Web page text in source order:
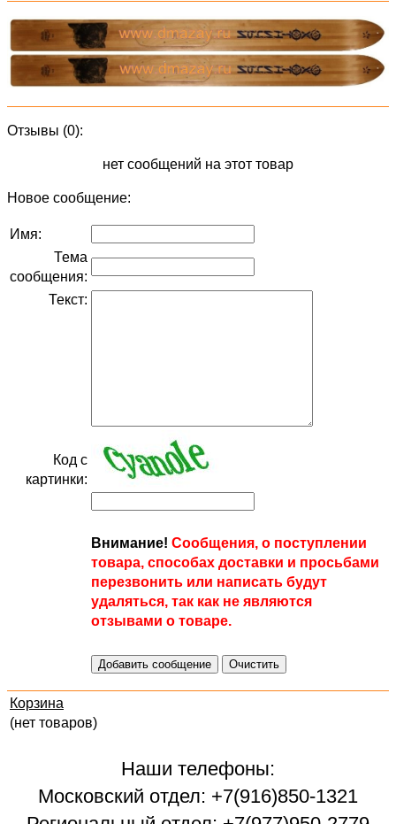
Отзывы (0):
нет сообщений на этот товар
Новое сообщение:
Имя:
Тема
сообщения:
Текст:
Код с
картинки:
Внимание! Сообщения, о поступлении
товара, способах доставки и просьбами
перезвонить или написать будут
удаляться, так как не являются
отзывами о товаре.
Корзина
(нет товаров)
Наши телефоны:
Московский отдел: +7(916)850-1321